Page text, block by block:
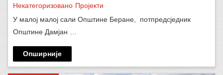
Некатегоризовано Пројекти
У малој малој сали Општине Беране, потпредсједник
Општине Дамјан …
Опширније